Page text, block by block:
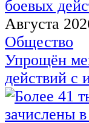
Августа
Общество
Упрощён
действий с